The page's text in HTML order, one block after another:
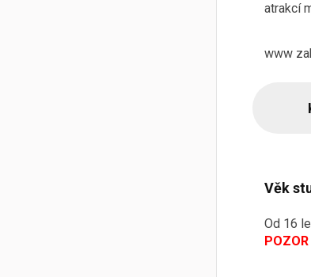
atrakcí
www
Věk
Od 16